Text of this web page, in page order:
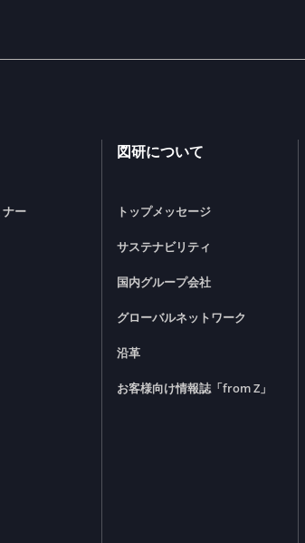
ー
図研について
トップメッセージ
サステナビリティ
国内グループ会社
グローバルネットワーク
沿革
お客様向け情報誌「from Z」